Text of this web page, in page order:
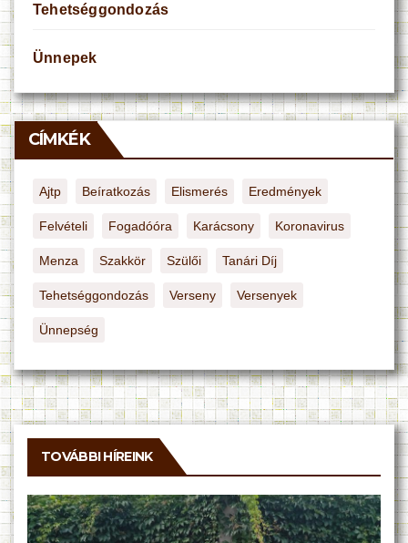
Tehetséggondozás
Ünnepek
CÍMKÉK
Ajtp Beíratkozás Elismerés Eredmények
Felvételi Fogadóóra Karácsony Koronavirus
Menza Szakkör Szülői Tanári Díj
Tehetséggondozás Verseny Versenyek
Ünnepség
TOVÁBBI HÍREINK